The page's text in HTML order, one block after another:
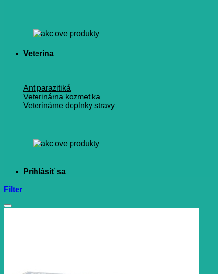
Veterina
Antiparazitiká
Veterinárna kozmetika
Veterinárne doplnky stravy
Filter